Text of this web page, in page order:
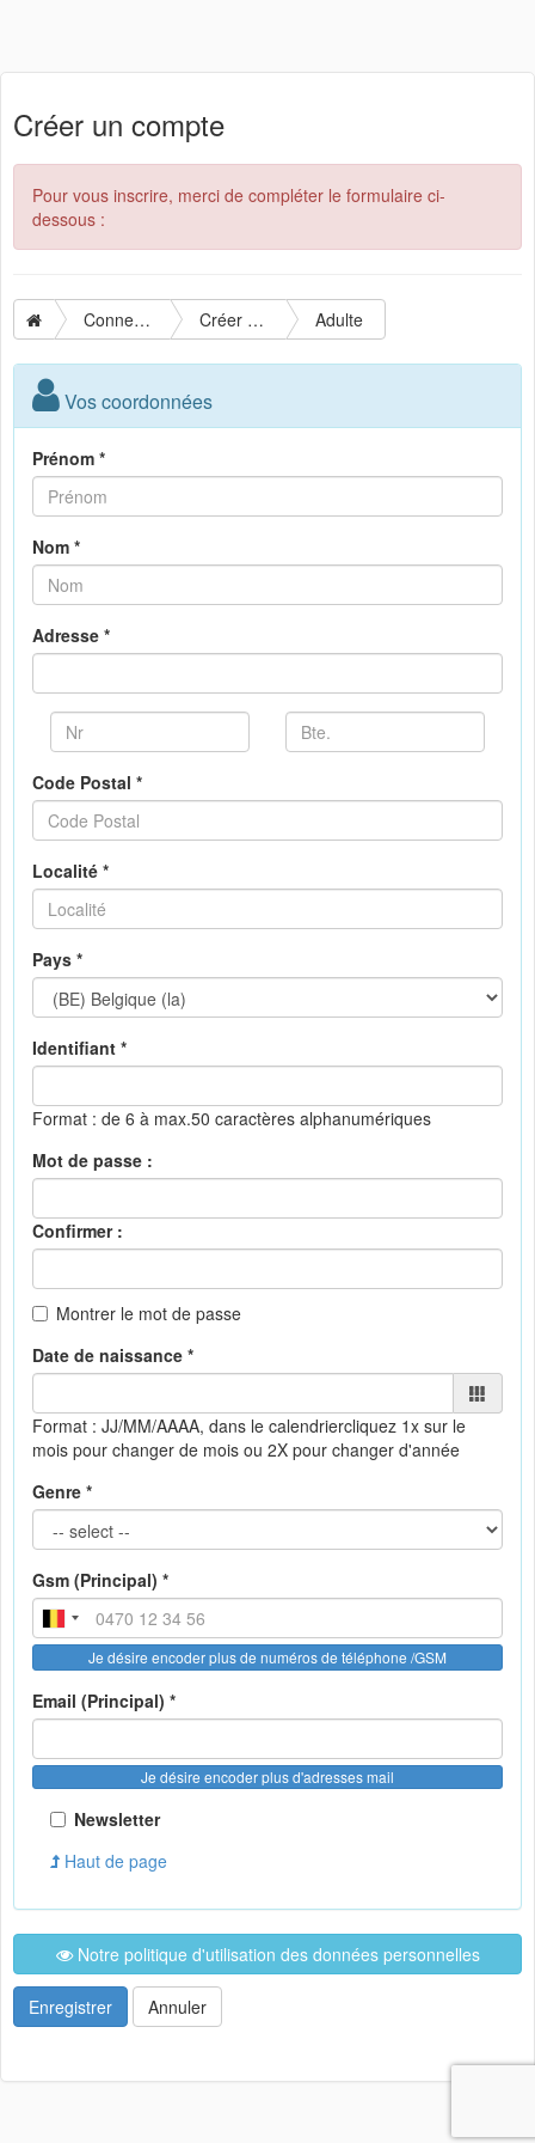
Créer un compte
Pour vous inscrire, merci de compléter le formulaire ci-
dessous :
Connexion Créer un compte Adulte
Vos coordonnées
Prénom *
Nom *
Adresse *
Code Postal *
Localité *
Pays *
Identifiant *
Format : de 6 à max.50 caractères alphanumériques
Mot de passe :
Confirmer :
Montrer le mot de passe
Date de naissance *
Format : JJ/MM/AAAA, dans le calendriercliquez 1x sur le
mois pour changer de mois ou 2X pour changer d'année
Genre *
Gsm (Principal) *
Je désire encoder plus de numéros de téléphone /GSM
Email (Principal) *
Je désire encoder plus d'adresses mail
Newsletter
Haut de page
Notre politique d'utilisation des données personnelles
Enregistrer Annuler